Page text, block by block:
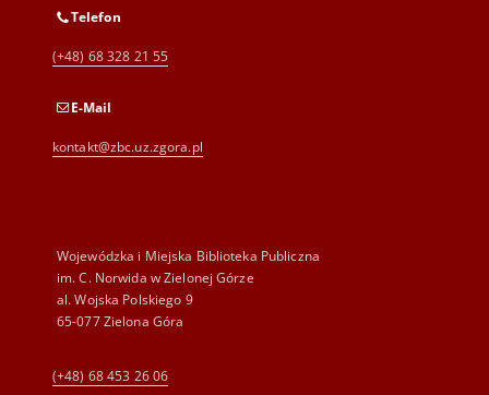
Telefon
(+48) 68 328 21 55
E-Mail
kontakt@zbc.uz.zgora.pl
Wojewódzka i Miejska Biblioteka Publiczna
im. C. Norwida w Zielonej Górze
al. Wojska Polskiego 9
65-077 Zielona Góra
(+48) 68 453 26 06